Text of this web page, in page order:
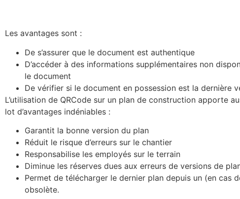
Les avantages sont :
De s’assurer que le document est authentique
D’accéder à des informations supplémentaires non
le document
De vérifier si le document en possession est la dernière
L’utilisation de QRCode sur un plan de construction apporte
lot d’avantages indéniables :
Garantit la bonne version du plan
Réduit le risque d’erreurs sur le chantier
Responsabilise les employés sur le terrain
Diminue les réserves dues aux erreurs de versions de
Permet de télécharger le dernier plan depuis un (en cas
obsolète.